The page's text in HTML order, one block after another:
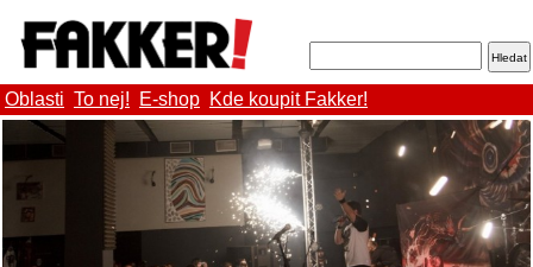
Oblasti To nej! E-shop Kde koupit Fakker!